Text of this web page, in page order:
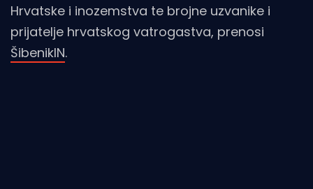
Hrvatske i inozemstva te brojne uzvanike i
prijatelje hrvatskog vatrogastva, prenosi
ŠibenikIN.